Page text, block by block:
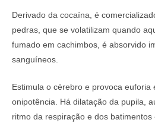
Derivado da cocaína, é
pedras, que se volatilizam quando
fumado em cachimbos, é absorvido
sanguíneos.
Estimula o cérebro e provoca euforia
onipotência. Há dilatação da pupila,
ritmo da respiração e dos